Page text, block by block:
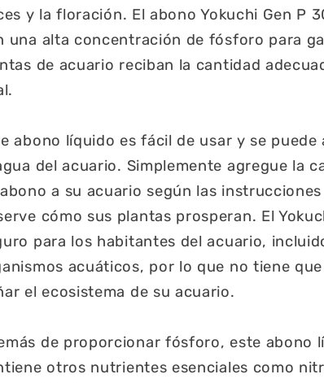
y la floración. El abono Yokuchi Gen P
una alta concentración de fósforo para
de acuario reciban la cantidad
abono líquido es fácil de usar y se
del acuario. Simplemente agregue la
a su acuario según las
cómo sus plantas prosperan. El
para los habitantes del acuario,
acuáticos, por lo que no tiene
el ecosistema de su acuario.
de proporcionar fósforo, este abono
otros nutrientes esenciales como